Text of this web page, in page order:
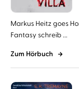
Markus Heitz goes
Fantasy schreib ...
Zum Hörbuch